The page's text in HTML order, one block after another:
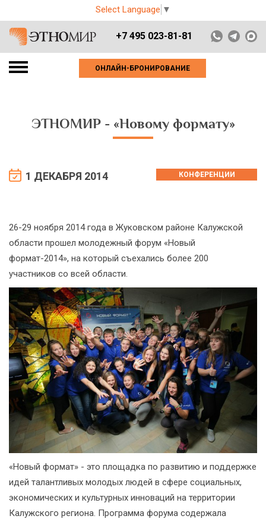
Select Language ▼
+7 495 023-81-81
ОНЛАЙН-БРОНИРОВАНИЕ
ЭТНОМИР - «Новому формату»
1 ДЕКАБРЯ 2014 КОНФЕРЕНЦИИ
26-29 ноября 2014 года в Жуковском районе Калужской
области прошел молодежный форум «Новый
формат-2014», на который съехались более 200
участников со всей области.
«Новый формат» - это площадка по развитию и поддержке
идей талантливых молодых людей в сфере социальных,
экономических и культурных инноваций на территории
Калужского региона. Программа форума содержала